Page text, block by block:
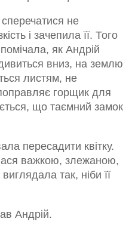
не
і зачепила її. Того
як Андрій
вниз, на землю
листям, не
горщик для
що таємний замок
пересадити квітку.
важкою, злежаною,
так, ніби її
Андрій.